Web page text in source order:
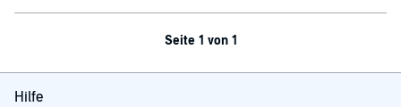
Seite 1 von 1
Hilfe